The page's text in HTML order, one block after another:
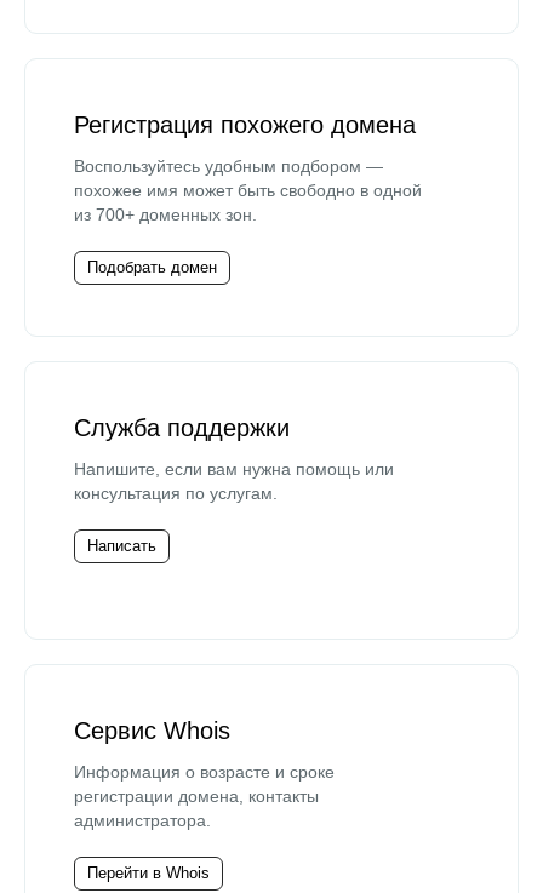
Регистрация похожего домена
Воспользуйтесь удобным подбором —
похожее имя может быть свободно в одной
из 700+ доменных зон.
Подобрать домен
Служба поддержки
Напишите, если вам нужна помощь или
консультация по услугам.
Написать
Сервис Whois
Информация о возрасте и сроке
регистрации домена, контакты
администратора.
Перейти в Whois